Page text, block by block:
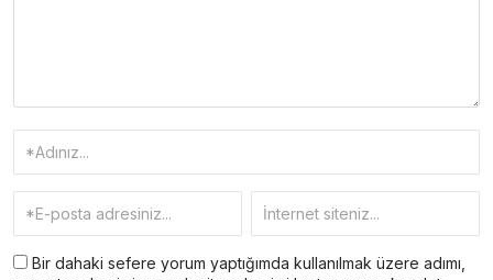
Bir dahaki sefere yorum yaptığımda kullanılmak üzere adımı,